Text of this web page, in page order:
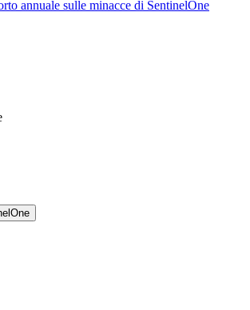
annuale sulle minacce di SentinelOne